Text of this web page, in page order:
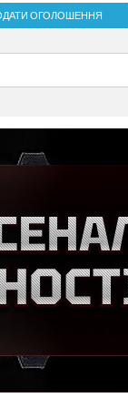
ОГОЛОШЕННЯ